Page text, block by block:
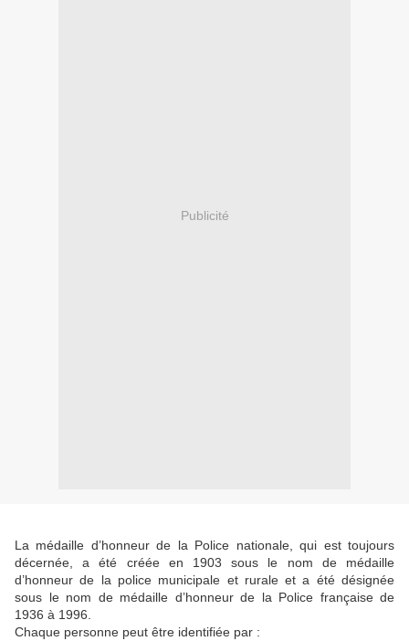
Publicité
La médaille d’honneur de la Police nationale, qui est toujours
décernée, a été créée en 1903 sous le nom de médaille
d’honneur de la police municipale et rurale et a été désignée
sous le nom de médaille d’honneur de la Police française de
1936 à 1996.
Chaque personne peut être identifiée par :